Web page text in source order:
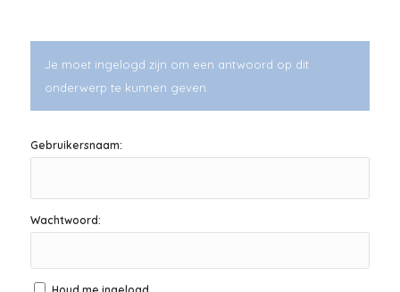
Je moet ingelogd zijn om een antwoord op dit
onderwerp te kunnen geven.
Gebruikersnaam:
Wachtwoord: